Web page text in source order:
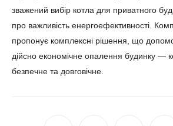
зважений вибір котла для приватного
про важливість енергоефективності.
пропонує комплексні рішення, що
дійсно економічне опалення будинку —
безпечне та довговічне.